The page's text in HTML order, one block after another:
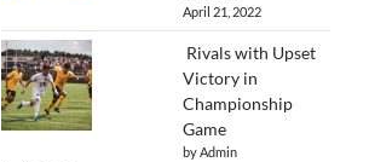
April 21, 2022
Rivals with Upset
Victory in
Championship
Game
by Admin